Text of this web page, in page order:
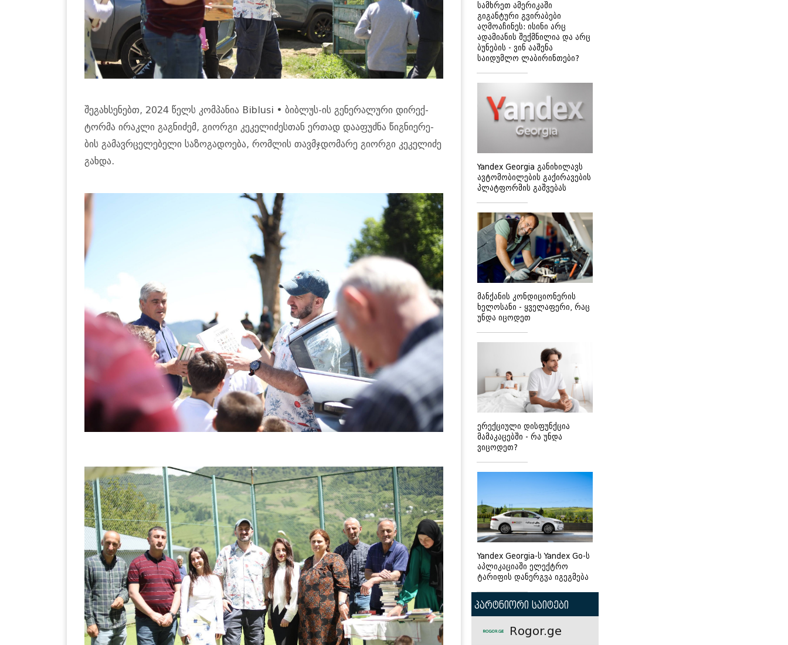
შე­გახ­სე­ნებთ, 2024 წელს კომ­პა­ნია Biblusi • ბიბ­ლუს-ის გე­ნე­რა­ლუ­რი დი­რექ­
ტორ­მა ირაკ­ლი გაგ­ნი­ძემ, გი­ორ­გი კე­კე­ლი­ძეს­თან ერ­თად და­ა­ფუძნა წიგ­ნი­ე­რე­
ბის გა­მავ­რცე­ლე­ბე­ლი სა­ზო­გა­დო­ე­ბა, რომ­ლის თავ­მჯდო­მა­რე გი­ორ­გი კე­კე­ლი­ძე
გახ­და.
სამხრეთ ამერიკაში
გიგანტური გვირაბები
აღმოაჩინეს: ისინი არც
ადამიანის შექმნილია და არც
ბუნების - ვინ ააშენა
საიდუმლო ლაბირინთები?
Yandex Georgia განიხილავს
ავტომობილების გაქირავების
პლატფორმის გაშვებას
მანქანის კონდიციონერის
ხელოსანი - ყველაფერი, რაც
უნდა იცოდეთ
ერექციული დისფუნქცია
მამაკაცებში - რა უნდა
ვიცოდეთ?
Yandex Georgia-ს Yandex Go-ს
აპლიკაციაში ელექტრო
ტარიფის დანერგვა იგეგმება
პარტნიორი საიტები
Rogor.ge